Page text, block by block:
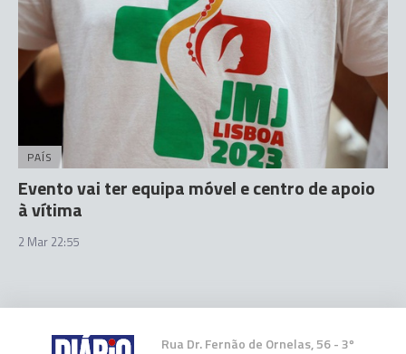
PAÍS
Evento vai ter equipa móvel e centro de apoio
à vítima
2 Mar 22:55
Rua Dr. Fernão de Ornelas, 56 - 3º